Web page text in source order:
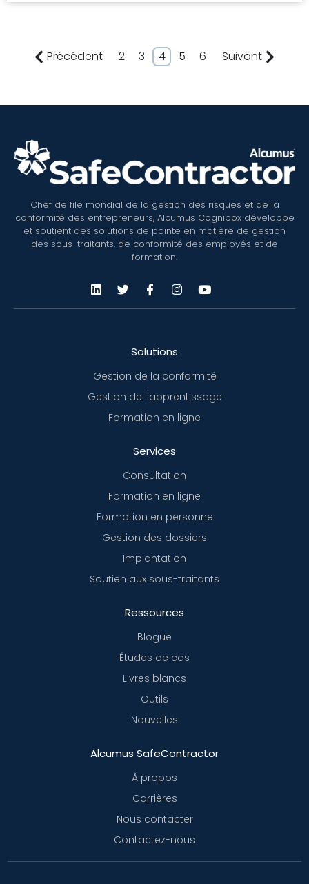
Précédent 2 3 4 5 6 Suivant
Chef de file mondial de la gestion des risques et de la
conformité des entrepreneurs, Alcumus Cognibox développe
et soutient des solutions de pointe en matière de gestion
des sous-traitants, de conformité des employés et de
formation.
Solutions
Gestion de la conformité
Gestion de l'apprentissage
Formation en ligne
Services
Consultation
Formation en ligne
Formation en personne
Gestion des dossiers
Implantation
Soutien aux sous-traitants
Ressources
Blogue
Études de cas
Livres blancs
Outils
Nouvelles
Alcumus SafeContractor
À propos
Carrières
Nous contacter
Contactez-nous